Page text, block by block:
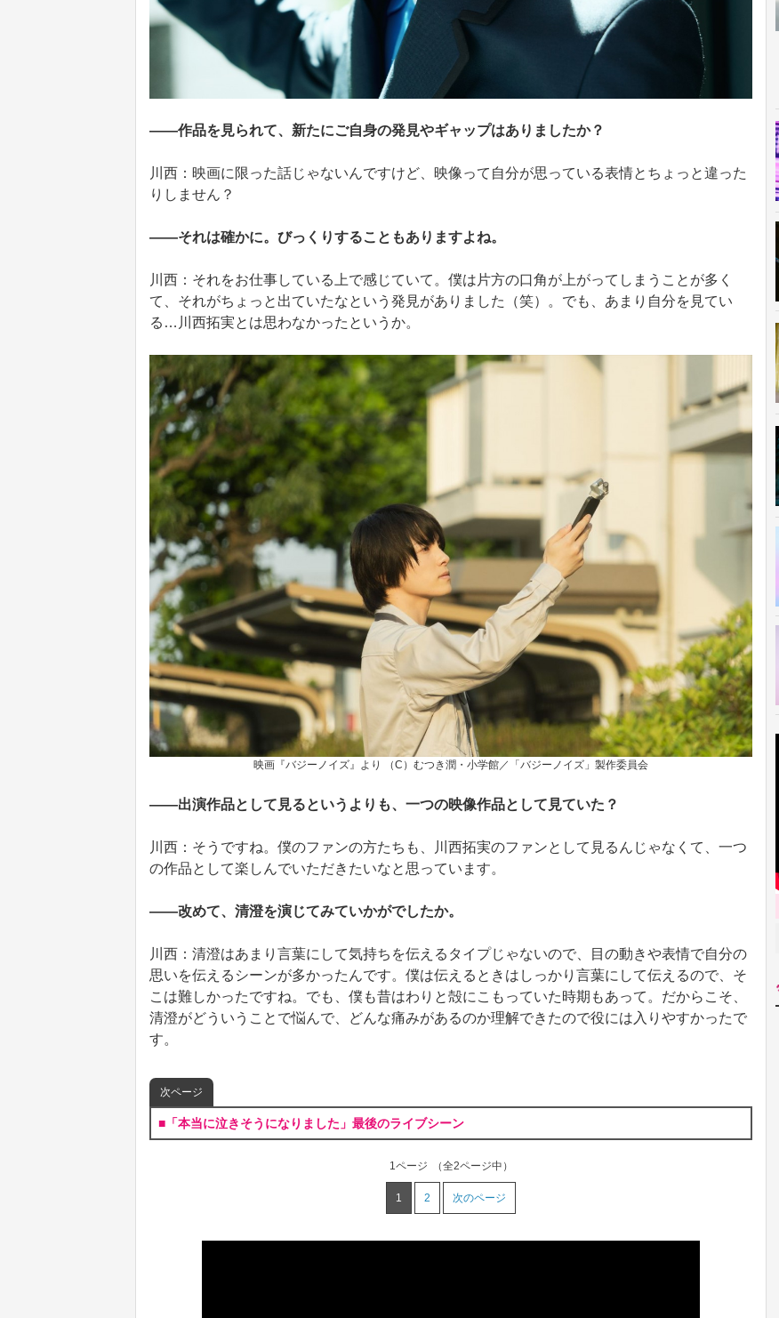
――作品を見られて、新たにご自身の発見やギャップはありましたか？
川西：映画に限った話じゃないんですけど、映像って自分が思っている表情とちょっと違った
りしません？
――それは確かに。びっくりすることもありますよね。
川西：それをお仕事している上で感じていて。僕は片方の口角が上がってしまうことが多く
て、それがちょっと出ていたなという発見がありました（笑）。でも、あまり自分を見てい
る…川西拓実とは思わなかったというか。
映画『バジーノイズ』より （C）むつき潤・小学館／「バジーノイズ」製作委員会
――出演作品として見るというよりも、一つの映像作品として見ていた？
川西：そうですね。僕のファンの方たちも、川西拓実のファンとして見るんじゃなくて、一つ
の作品として楽しんでいただきたいなと思っています。
――改めて、清澄を演じてみていかがでしたか。
川西：清澄はあまり言葉にして気持ちを伝えるタイプじゃないので、目の動きや表情で自分の
思いを伝えるシーンが多かったんです。僕は伝えるときはしっかり言葉にして伝えるので、そ
こは難しかったですね。でも、僕も昔はわりと殻にこもっていた時期もあって。だからこそ、
清澄がどういうことで悩んで、どんな痛みがあるのか理解できたので役には入りやすかったで
す。
次ページ
■「本当に泣きそうになりました」最後のライブシーン
1ページ （全2ページ中）
1 2 次のページ